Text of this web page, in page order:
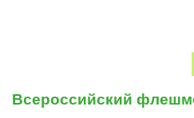
Всероссийский